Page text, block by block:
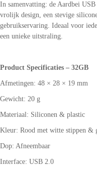
In samenvatting: de Aardbei
vrolijk design, een stevige
gebruikservaring. Ideaal voor
een unieke uitstraling.
Product Specificaties – 32GB
Afmetingen: 48 × 28 × 19 mm
Gewicht: 20 g
Materiaal: Siliconen & plastic
Kleur: Rood met witte stippen &
Dop: Afneembaar
Interface: USB 2.0